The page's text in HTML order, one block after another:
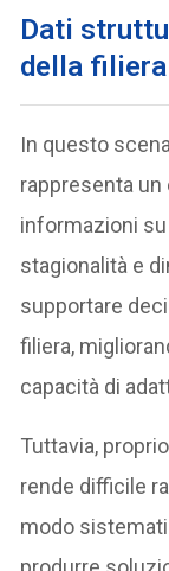
Dati
della filiera
In questo
rappresenta un
informazioni
stagionalità e
supportare
filiera,
capacità di
Tuttavia,
rende difficile
modo